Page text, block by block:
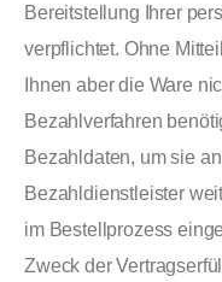
Bereitstellung Ihrer
verpflichtet. Ohne
Ihnen aber die Ware
Bezahlverfahren
Bezahldaten, um sie
Bezahldienstleister
im Bestellprozess
Zweck der